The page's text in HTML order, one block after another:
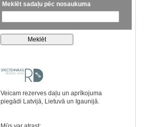
Meklēt sadaļu pēc nosaukuma
Veicam rezerves daļu un aprīkojuma
piegādi Latvijā, Lietuvā un Igaunijā.